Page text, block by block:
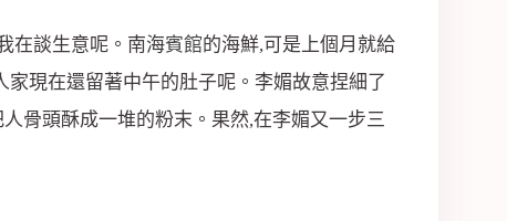
在談生意呢。南海賓館的海鮮,可是上個月就給
現在還留著中午的肚子呢。李媚故意捏細了
骨頭酥成一堆的粉末。果然,在李媚又一步三